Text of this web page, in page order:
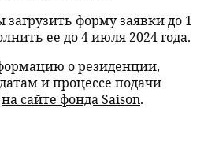
форму заявки до 1
ее до 4 июля 2024 года.
о резиденции,
и процессе подачи
на сайте фонда Saison.